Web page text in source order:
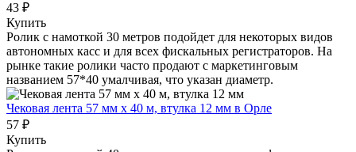
43 ₽
Купить
Ролик с намоткой 30 метров подойдет для некоторых видов
автономных касс и для всех фискальных регистраторов. На
рынке такие ролики часто продают с маркетинговым
названием 57*40 умалчивая, что указан диаметр.
Чековая лента 57 мм x 40 м, втулка 12 мм в Орле
57 ₽
Купить